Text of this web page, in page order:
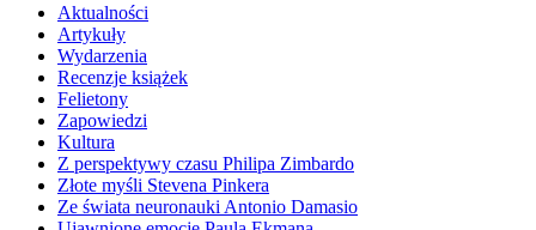
Aktualności
Artykuły
Wydarzenia
Recenzje książek
Felietony
Zapowiedzi
Kultura
Z perspektywy czasu Philipa Zimbardo
Złote myśli Stevena Pinkera
Ze świata neuronauki Antonio Damasio